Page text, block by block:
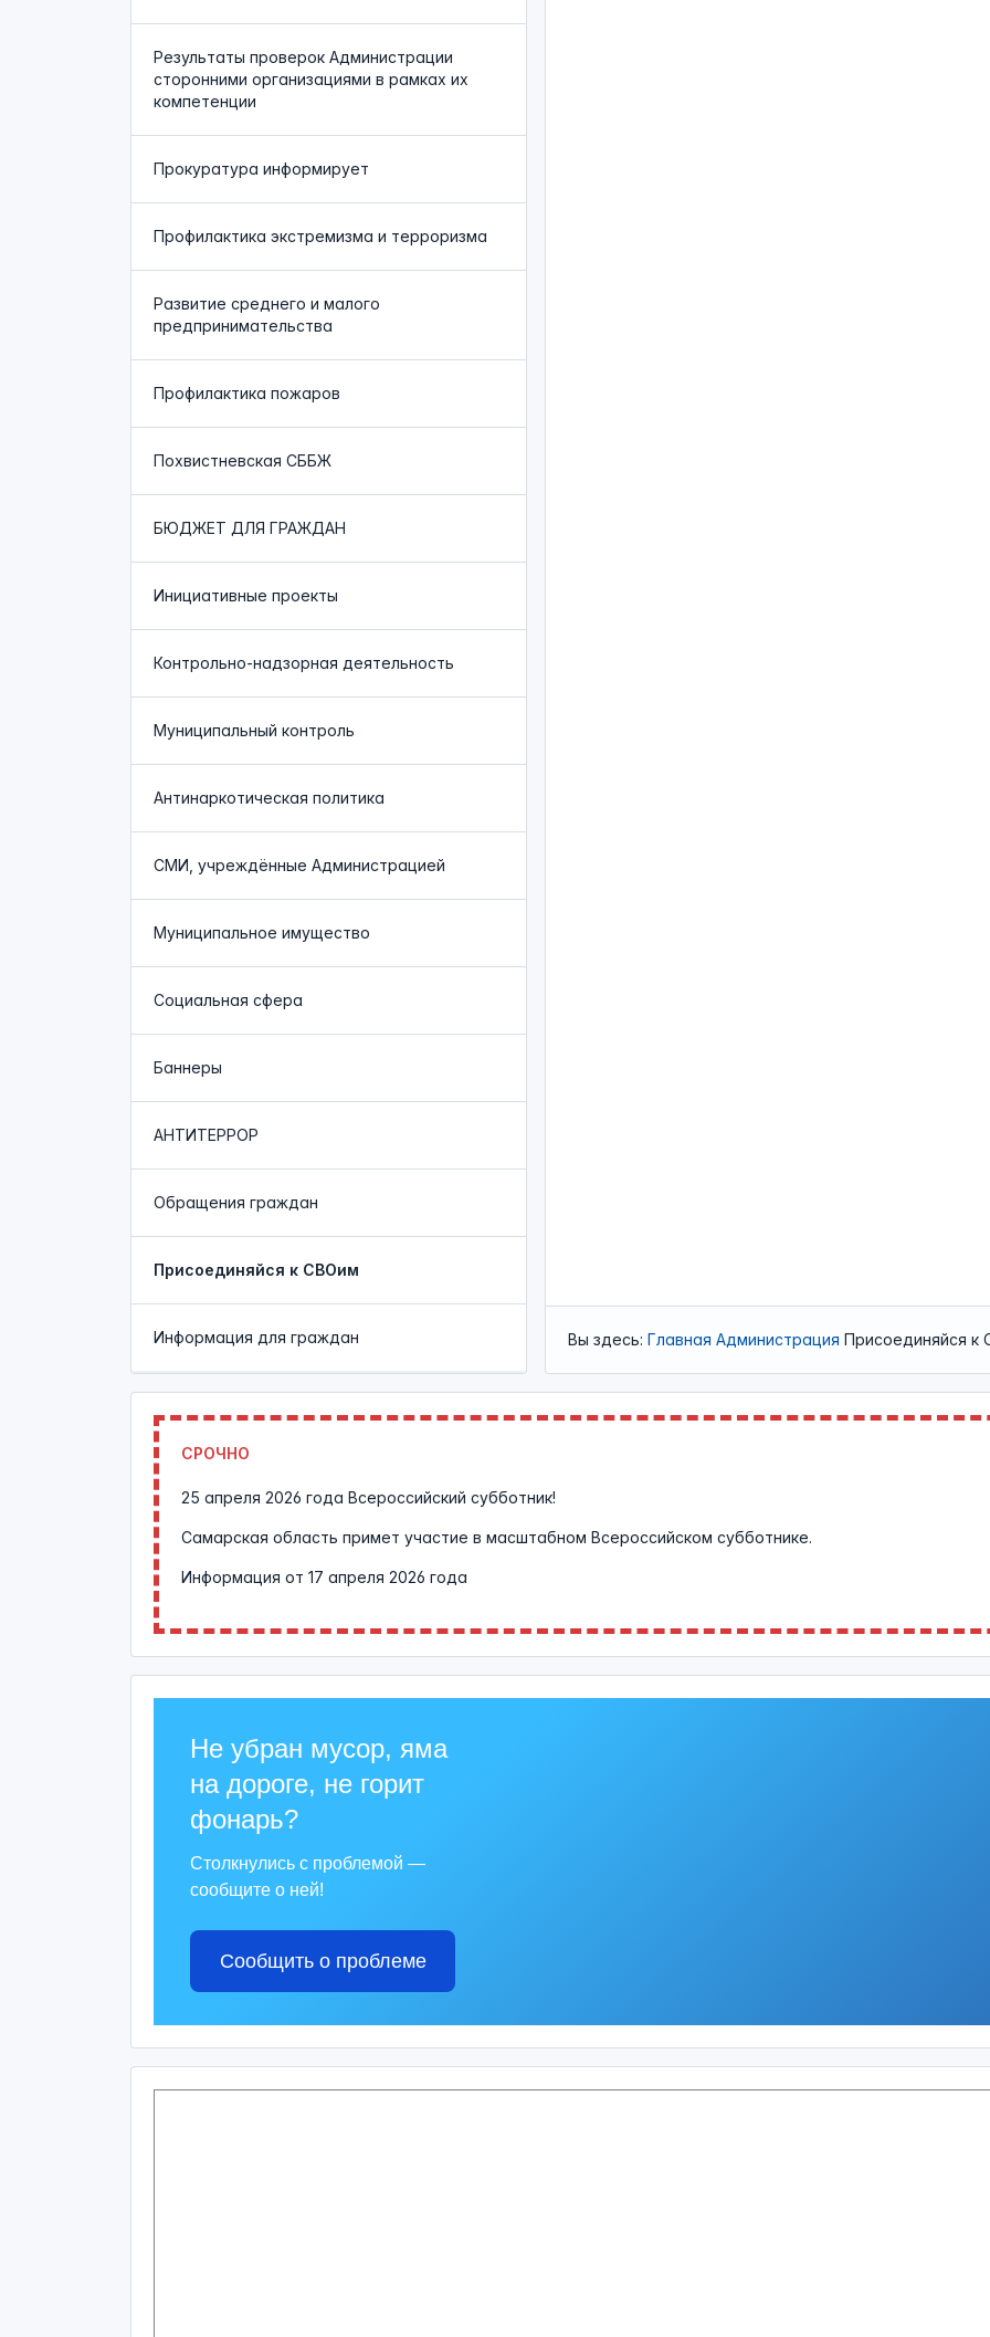
Результаты проверок Администрации
сторонними организациями в рамках их
компетенции
Прокуратура информирует
Профилактика экстремизма и терроризма
Развитие среднего и малого
предпринимательства
Профилактика пожаров
Похвистневская СББЖ
БЮДЖЕТ ДЛЯ ГРАЖДАН
Инициативные проекты
Контрольно-надзорная деятельность
Муниципальный контроль
Антинаркотическая политика
СМИ, учреждённые Администрацией
Муниципальное имущество
Социальная сфера
Баннеры
АНТИТЕРРОР
Обращения граждан
Присоединяйся к СВОим
Информация для граждан Вы здесь: Главная Администрация Присоединяйся к
СРОЧНО
25 апреля 2026 года Всероссийский субботник!
Самарская область примет участие в масштабном Всероссийском субботнике.
Информация от 17 апреля 2026 года
Не убран мусор, яма
на дороге, не горит
фонарь?
Столкнулись с проблемой —
сообщите о ней!
Сообщить о проблеме